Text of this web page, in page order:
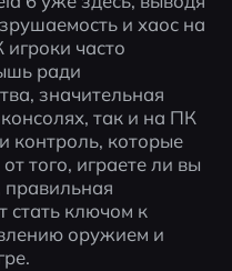
и хаос на
часто
ради
значительная
так и на ПК
контроль, которые
того, играете ли вы
правильная
стать ключом к
оружием и